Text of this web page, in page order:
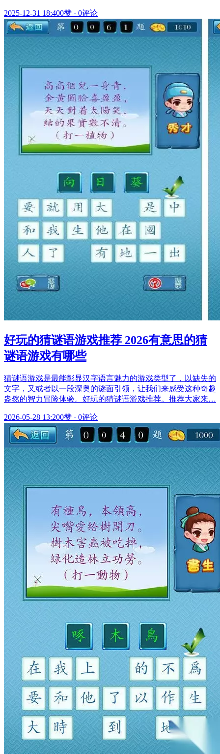
2025-12-31 18:400赞 · 0评论
好玩的猜谜语游戏推荐 2026有意思的猜
谜语游戏有哪些
猜谜语游戏是最能彰显汉字语言魅力的游戏类型了，以缺失的
文字，又或者以一段深奥的谜面引领，让我们来感受这种奇趣
盎然的智力冒险体验。好玩的猜谜语游戏推荐。推荐大家来…
2026-05-28 13:200赞 · 0评论